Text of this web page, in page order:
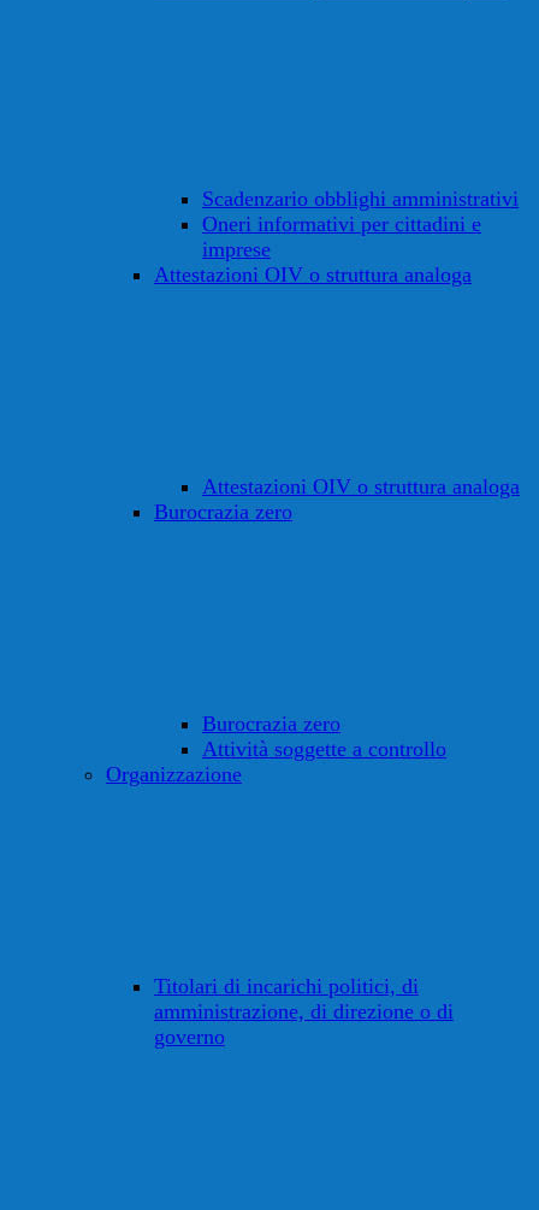
Scadenzario obblighi amministrativi
Oneri informativi per cittadini e
imprese
Attestazioni OIV o struttura analoga
Attestazioni OIV o struttura analoga
Burocrazia zero
Burocrazia zero
Attività soggette a controllo
Organizzazione
Titolari di incarichi politici, di
amministrazione, di direzione o di
governo